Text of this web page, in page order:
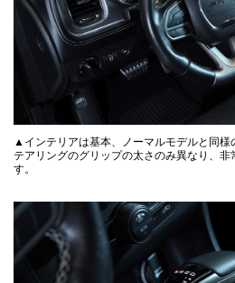
▲インテリアは基本、ノーマルモデルと同様
テアリングのグリップの太さのみ異なり、
す。